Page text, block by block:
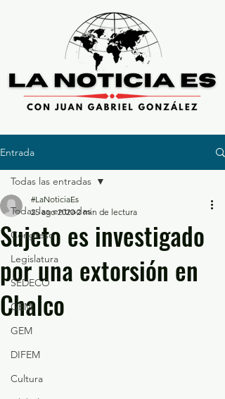
Entrada
Todas las entradas
Congreso
Legislatura
SEDECO
GEM
GEM
DIFEM
Cultura
Todas las entradas
Sujeto es investigado
por una extorsión en
Chalco
#LaNoticiaEs
25 ago 2020 2 min de lectura